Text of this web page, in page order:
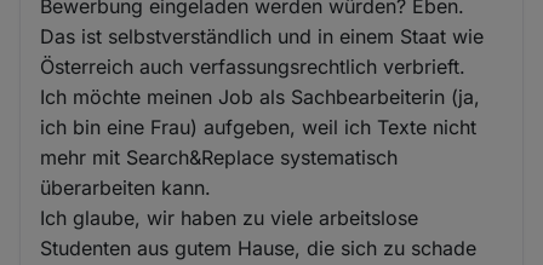
Bewerbung eingeladen werden würden? Eben.
Das ist selbstverständlich und in einem Staat wie
Österreich auch verfassungsrechtlich verbrieft.
Ich möchte meinen Job als Sachbearbeiterin (ja,
ich bin eine Frau) aufgeben, weil ich Texte nicht
mehr mit Search&Replace systematisch
überarbeiten kann.
Ich glaube, wir haben zu viele arbeitslose
Studenten aus gutem Hause, die sich zu schade